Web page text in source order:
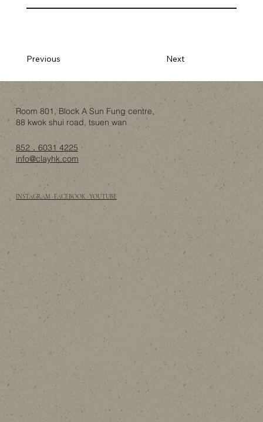
Previous Next
Room 801, Block A Sun Fung centre,
88 kwok shui road, tsuen wan
852．6031 4225
info@clayhk.com
INSTAGRAM · FACEBOOK · YOUTUBE